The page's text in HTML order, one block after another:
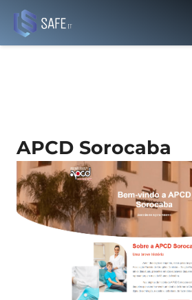
APCD Sorocaba